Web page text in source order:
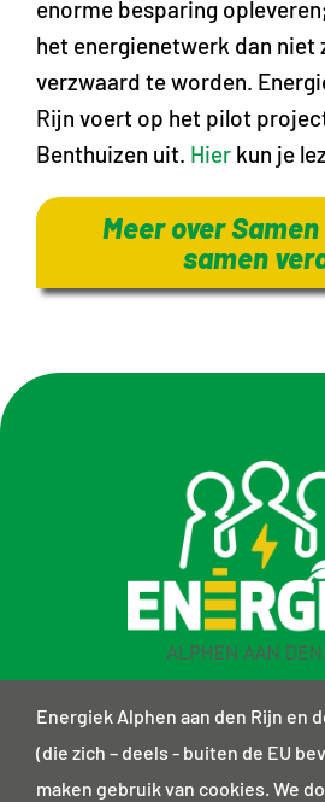
enorme besparing
het energienetwerk dan niet
verzwaard te worden.
Rijn voert op het pilot
Benthuizen uit. Hier kun je
Meer over
samen
Energiek Alphen aan den Rijn en
(die zich – deels - buiten de EU
maken gebruik van cookies. We